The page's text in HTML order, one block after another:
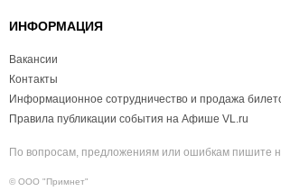
ИНФОРМАЦИЯ
Вакансии
Контакты
Информационное сотрудничество и продажа
Правила публикации события на Афише VL.ru
По вопросам, предложениям или ошибкам пишите
© ООО "Примнет"